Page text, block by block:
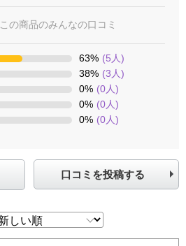
この商品のみんなの口コミ
63% (5人)
38% (3人)
0% (0人)
0% (0人)
0% (0人)
口コミを投稿する